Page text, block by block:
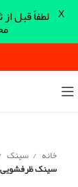
خانه سینک
سینک ظرفشویی روکار
لطفاً قبل X